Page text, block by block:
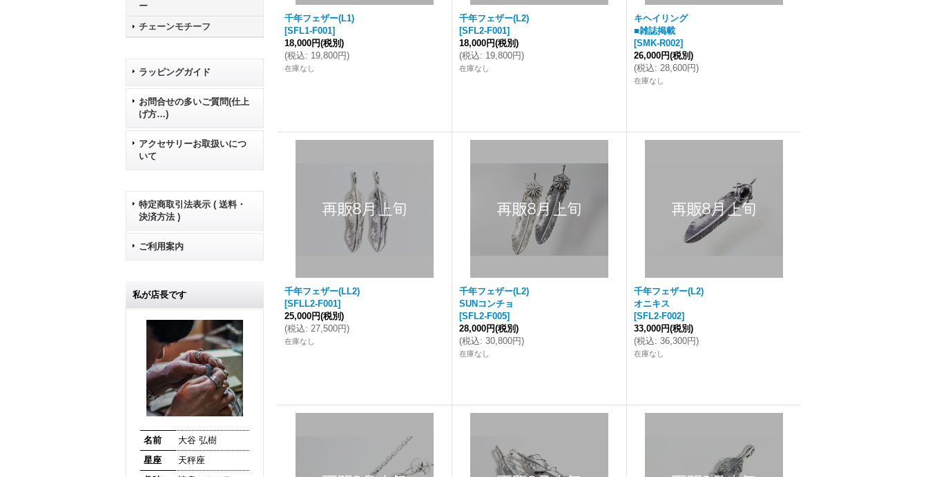
ー
チェーンモチーフ
ラッピングガイド
お問合せの多いご質問(仕上
げ方…)
アクセサリーお取扱いにつ
いて
特定商取引法表示 ( 送料・
決済方法 )
ご利用案内
私が店長です
名前
大谷 弘樹
星座
天秤座
千年フェザー(L1)
[SFL1-F001]
18,000円(税別)
(税込: 19,800円)
在庫なし
千年フェザー(L2)
[SFL2-F001]
18,000円(税別)
(税込: 19,800円)
在庫なし
キヘイリング
■雑誌掲載
[SMK-R002]
26,000円(税別)
(税込: 28,600円)
在庫なし
千年フェザー(LL2)
[SFLL2-F001]
25,000円(税別)
(税込: 27,500円)
在庫なし
千年フェザー(L2)
SUNコンチョ
[SFL2-F005]
28,000円(税別)
(税込: 30,800円)
在庫なし
千年フェザー(L2)
オニキス
[SFL2-F002]
33,000円(税別)
(税込: 36,300円)
在庫なし